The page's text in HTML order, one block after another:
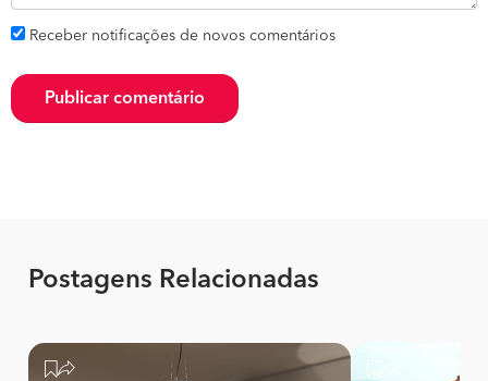
Receber notificações de novos comentários
Publicar comentário
Postagens Relacionadas